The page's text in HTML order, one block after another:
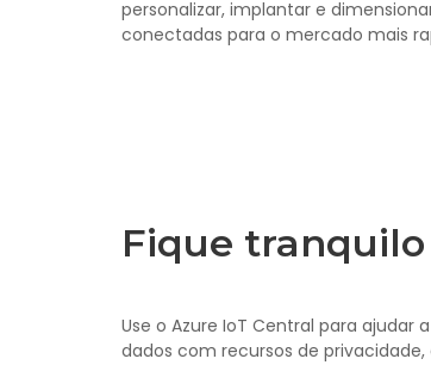
personalizar, implantar e
conectadas para o mercado mais
Fique
Use o Azure IoT Central para
dados com recursos de